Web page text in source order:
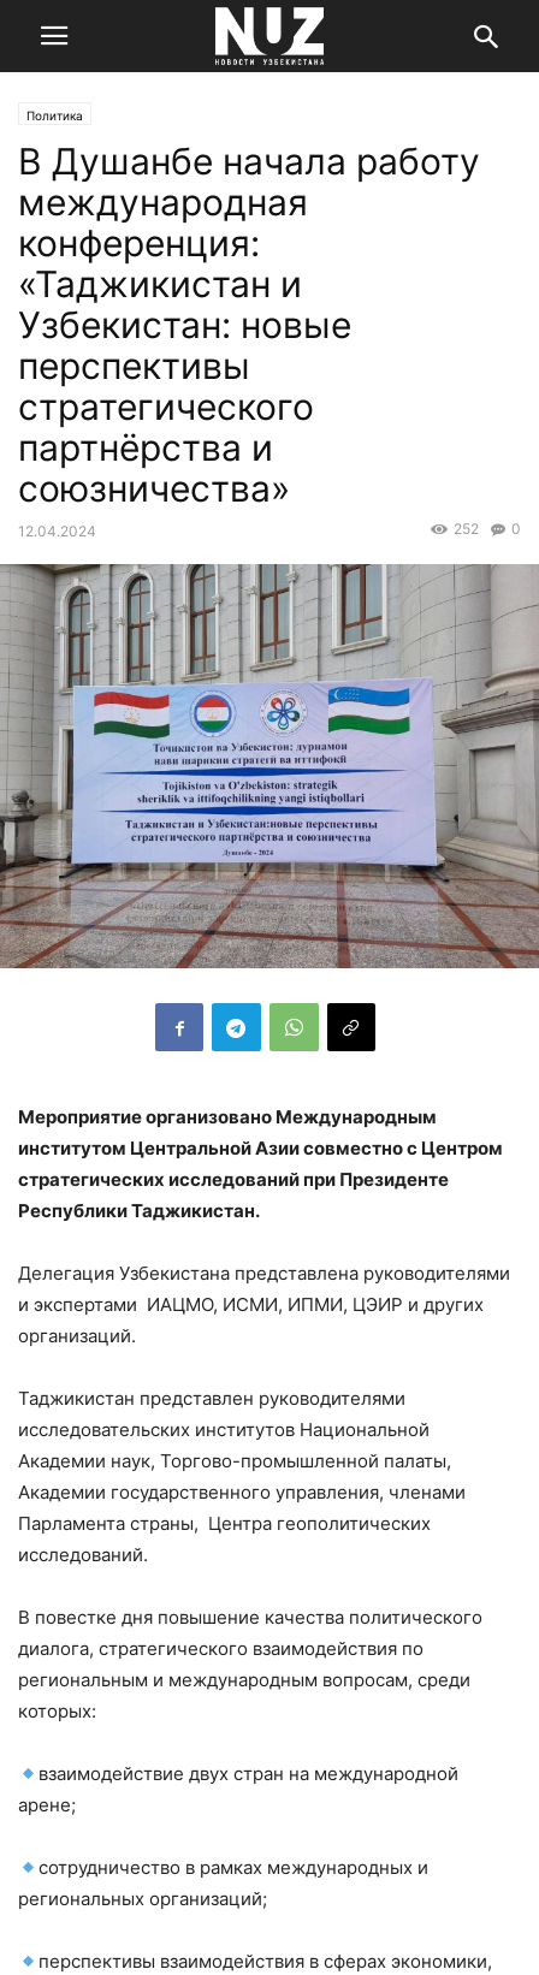
Политика
В Душанбе начала работу
международная
конференция:
«Таджикистан и
Узбекистан: новые
перспективы
стратегического
партнёрства и
союзничества»
12.04.2024 0
252
Мероприятие организовано Международным
институтом Центральной Азии совместно с Центром
стратегических исследований при Президенте
Республики Таджикистан.
Делегация Узбекистана представлена руководителями
и экспертами ИАЦМО, ИСМИ, ИПМИ, ЦЭИР и других
организаций.
Таджикистан представлен руководителями
исследовательских институтов Национальной
Академии наук, Торгово-промышленной палаты,
Академии государственного управления, членами
Парламента страны, Центра геополитических
исследований.
В повестке дня повышение качества политического
диалога, стратегического взаимодействия по
региональным и международным вопросам, среди
которых:
взаимодействие двух стран на международной
арене;
сотрудничество в рамках международных и
региональных организаций;
перспективы взаимодействия в сферах экономики,